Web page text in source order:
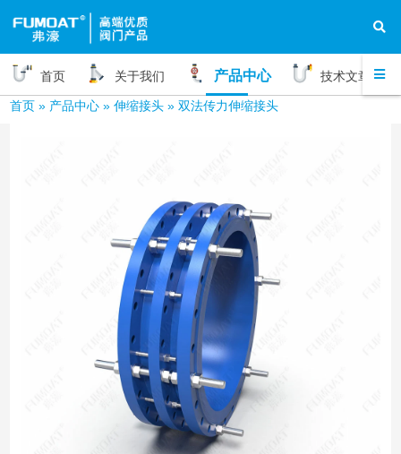
首页 关于我们 产品中心 技术文章
首页 » 产品中心 »伸缩接头 »双法传力伸缩接头